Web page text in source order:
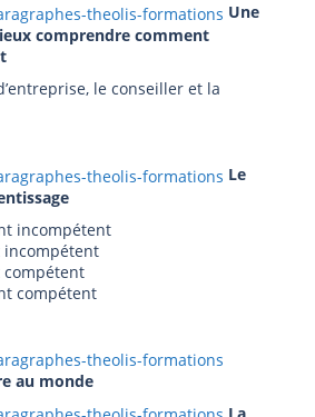
Une
comprendre comment
le conseiller et la
Le
incompétent
incompétent
compétent
compétent
au monde
La